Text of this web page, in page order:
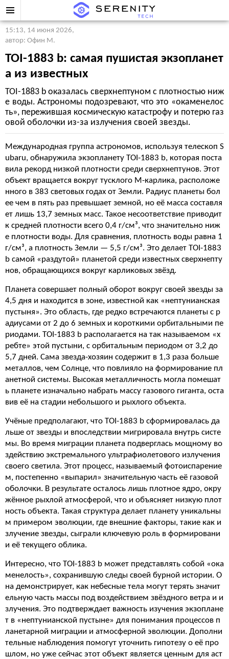
15:13, 14 июня 2026,
автор: Офин М.
TOI-1883 b: самая пушистая экзопланет
а из известных
TOI-1883 b оказалась сверхнептуном с плотностью ниж
е воды. Астрономы подозревают, что это «окаменелос
ть», пережившая космическую катастрофу и потерю газ
овой оболочки из-за излучения своей звезды.
Международная группа астрономов, используя телескоп S
ubaru, обнаружила экзопланету TOI-1883 b, которая поста
вила рекорд низкой плотности среди сверхнептунов. Этот
объект вращается вокруг тусклого M-карлика, расположе
нного в 383 световых годах от Земли. Радиус планеты бол
ее чем в пять раз превышает земной, но её масса составля
ет лишь 13,7 земных масс. Такое несоответствие приводит
к средней плотности всего 0,4 г/см³, что значительно ниж
е плотности воды. Для сравнения, плотность воды равна 1
г/см³, а плотность Земли — 5,5 г/см³. Это делает TOI-1883
b самой «раздутой» планетой среди известных сверхнепту
нов, обращающихся вокруг карликовых звёзд.
Планета совершает полный оборот вокруг своей звезды за
4,5 дня и находится в зоне, известной как «нептунианская
пустыня». Это область, где редко встречаются планеты с р
адиусами от 2 до 6 земных и короткими орбитальными пе
риодами. TOI-1883 b располагается на так называемом «х
ребте» этой пустыни, с орбитальным периодом от 3,2 до
5,7 дней. Сама звезда-хозяин содержит в 1,3 раза больше
металлов, чем Солнце, что повлияло на формирование пл
анетной системы. Высокая металличность могла помешат
ь планете изначально набрать массу газового гиганта, оста
вив её на стадии небольшого и рыхлого объекта.
Учёные предполагают, что TOI-1883 b сформировалась да
льше от звезды и впоследствии мигрировала внутрь систе
мы. Во время миграции планета подверглась мощному во
здействию экстремального ультрафиолетового излучения
своего светила. Этот процесс, называемый фотоиспарение
м, постепенно «выпарил» значительную часть её газовой
оболочки. В результате осталось лишь плотное ядро, окру
жённое рыхлой атмосферой, что и объясняет низкую плот
ность объекта. Такая структура делает планету уникальны
м примером эволюции, где внешние факторы, такие как и
злучение звезды, сыграли ключевую роль в формировани
и её текущего облика.
Интересно, что TOI-1883 b может представлять собой «ока
менелость», сохранившую следы своей бурной истории. О
на демонстрирует, как небесные тела могут терять значит
ельную часть массы под воздействием звёздного ветра и и
злучения. Это подтверждает важность изучения экзоплане
т в «нептунианской пустыне» для понимания процессов п
ланетарной миграции и атмосферной эволюции. Дополни
тельные наблюдения помогут уточнить гипотезу о её про
шлом, но уже сейчас этот объект является ценным для аст